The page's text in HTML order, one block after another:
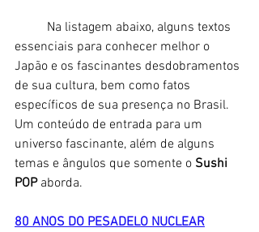
essenciais para conhecer melhor o
Japão e os fascinantes desdobramentos
de sua cultura, bem como fatos
específicos de sua presença no Brasil.
Um conteúdo de entrada para um
universo fascinante, além de alguns
temas e ângulos que somente o Sushi
POP aborda.
80 ANOS DO PESADELO NUCLEAR